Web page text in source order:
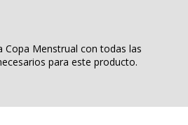
Copa Menstrual con todas las
para este producto.